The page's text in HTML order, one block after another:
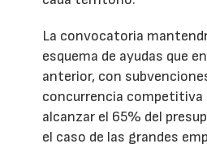
La convocatoria
esquema de ayudas que
anterior, con
concurrencia competitiva
alcanzar el 65% del
el caso de las grandes